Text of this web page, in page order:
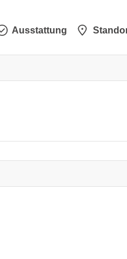
Ausstattung